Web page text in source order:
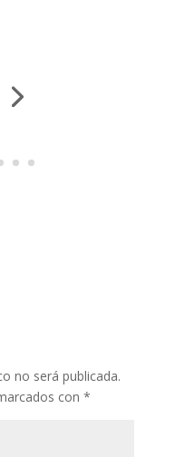
no será publicada.
con *